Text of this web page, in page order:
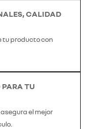
CALIDAD
tu producto con
PARA TU
el mejor